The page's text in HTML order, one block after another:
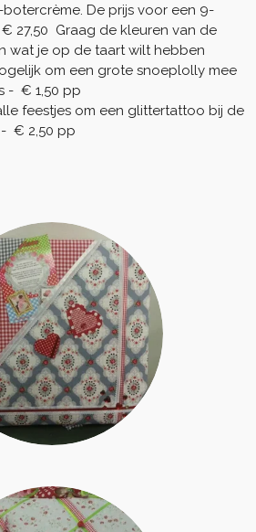
De prijs voor een 9-
27,50 Graag de kleuren van de
wat je op de taart wilt hebben
om een grote snoeplolly mee
- € 1,50 pp
feestjes om een glittertattoo bij de
€ 2,50 pp